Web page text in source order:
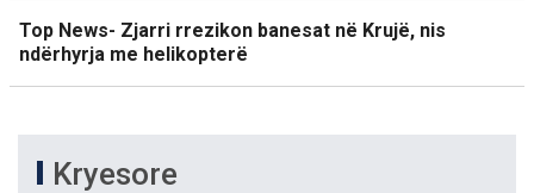
Top News- Zjarri rrezikon banesat në Krujë, nis
ndërhyrja me helikopterë
Kryesore